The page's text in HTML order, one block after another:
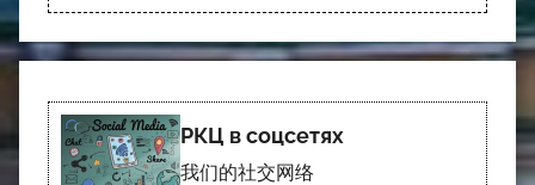
РКЦ в соцсетях
我们的社交网络